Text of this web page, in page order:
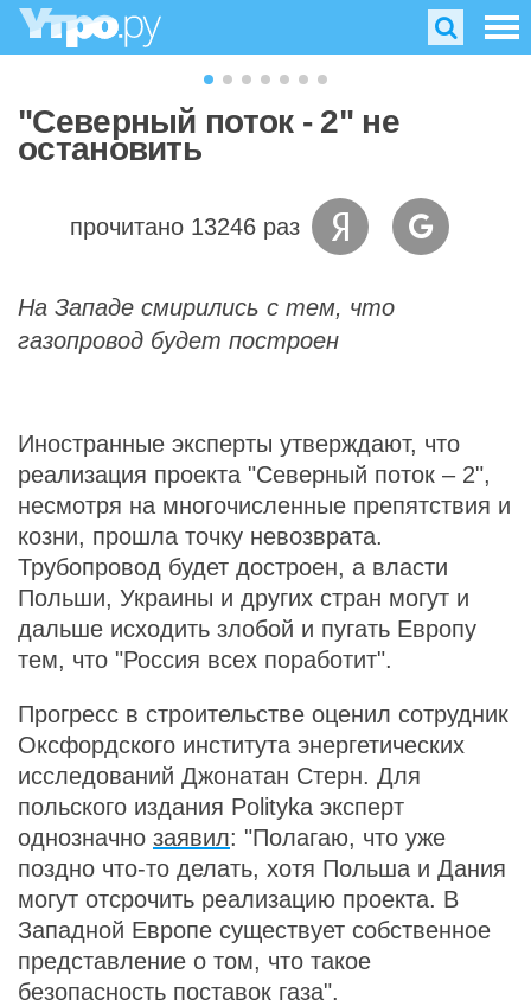
"Северный поток - 2" не
остановить
прочитано 13246 раз
На Западе смирились с тем, что
газопровод будет построен
Иностранные эксперты утверждают, что
реализация проекта "Северный поток – 2",
несмотря на многочисленные препятствия и
козни, прошла точку невозврата.
Трубопровод будет достроен, а власти
Польши, Украины и других стран могут и
дальше исходить злобой и пугать Европу
тем, что "Россия всех поработит".
Прогресс в строительстве оценил сотрудник
Оксфордского института энергетических
исследований Джонатан Стерн. Для
польского издания Polityka эксперт
однозначно заявил: "Полагаю, что уже
поздно что-то делать, хотя Польша и Дания
могут отсрочить реализацию проекта. В
Западной Европе существует собственное
представление о том, что такое
безопасность поставок газа".